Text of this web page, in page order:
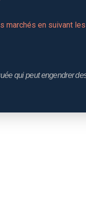
marchés en suivant
qui peut engendrer